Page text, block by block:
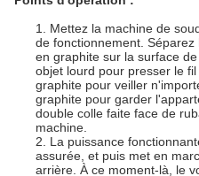
1. Mettez la machine de
de fonctionnement.
en graphite sur la surface
objet lourd pour presser le
graphite pour veiller
graphite pour garder
double colle faite face de
machine.
2. La puissance
assurée, et puis met en
arrière. À ce moment-là, le